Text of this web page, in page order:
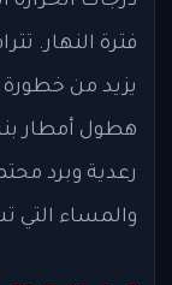
فترة النهار.
يزيد من خطورة
رعدية وبرد
والمساء التي